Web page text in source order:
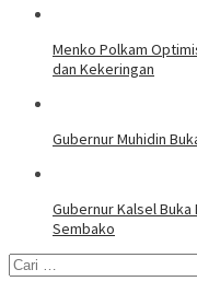
Menko Polkam
dan Kekeringan
Gubernur Muhidin
Gubernur Kalsel Buka
Sembako
Cari
untuk: